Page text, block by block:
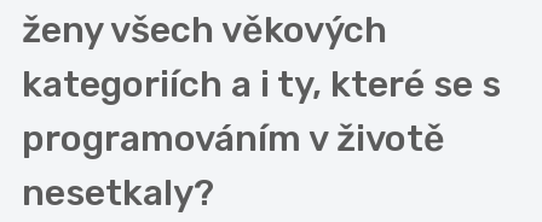
ženy všech věkových
kategoriích a i ty, které se s
programováním v životě
nesetkaly?